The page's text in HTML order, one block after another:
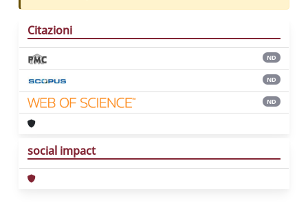
Citazioni
ND
ND
ND
social impact